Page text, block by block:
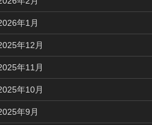
年1月
年12月
年11月
年10月
年9月